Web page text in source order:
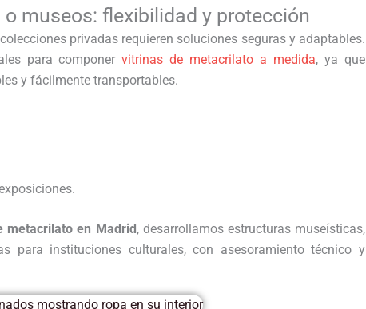
museos: flexibilidad y protección
privadas requieren soluciones seguras y adaptables.
para componervitrinas de metacrilato a medida, ya que
y fácilmente transportables.
metacrilato en Madrid, desarrollamos estructuras museísticas,
para instituciones culturales, con asesoramiento técnico y